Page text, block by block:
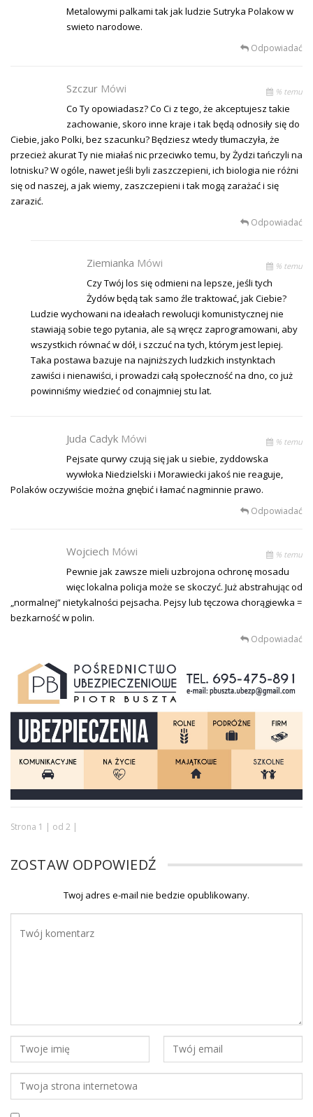
Metalowymi palkami tak jak ludzie Sutryka Polakow w
swieto narodowe.
Odpowiadać
Szczur Mówi % temu
Co Ty opowiadasz? Co Ci z tego, że akceptujesz takie
zachowanie, skoro inne kraje i tak będą odnosiły się do
Ciebie, jako Polki, bez szacunku? Będziesz wtedy tłumaczyła, że
przecież akurat Ty nie miałaś nic przeciwko temu, by Żydzi tańczyli na
lotnisku? W ogóle, nawet jeśli byli zaszczepieni, ich biologia nie różni
się od naszej, a jak wiemy, zaszczepieni i tak mogą zarażać i się
zarazić.
Odpowiadać
Ziemianka Mówi % temu
Czy Twój los się odmieni na lepsze, jeśli tych
Żydów będą tak samo źle traktować, jak Ciebie?
Ludzie wychowani na ideałach rewolucji komunistycznej nie
stawiają sobie tego pytania, ale są wręcz zaprogramowani, aby
wszystkich równać w dół, i szczuć na tych, którym jest lepiej.
Taka postawa bazuje na najniższych ludzkich instynktach
zawiści i nienawiści, i prowadzi całą społeczność na dno, co już
powinniśmy wiedzieć od conajmniej stu lat.
Juda Cadyk Mówi % temu
Pejsate qurwy czują się jak u siebie, zyddowska
wywłoka Niedzielski i Morawiecki jakoś nie reaguje,
Polaków oczywiście można gnębić i łamać nagminnie prawo.
Odpowiadać
Wojciech Mówi % temu
Pewnie jak zawsze mieli uzbrojona ochronę mosadu
więc lokalna policja może se skoczyć. Już abstrahując od
„normalnej” nietykalności pejsacha. Pejsy lub tęczowa chorągiewka =
bezkarność w polin.
Odpowiadać
Strona 1 | od 2 |
ZOSTAW ODPOWIEDŹ
Twoj adres e-mail nie bedzie opublikowany.